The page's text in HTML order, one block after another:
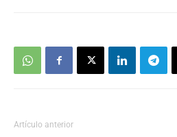
Artículo anterior